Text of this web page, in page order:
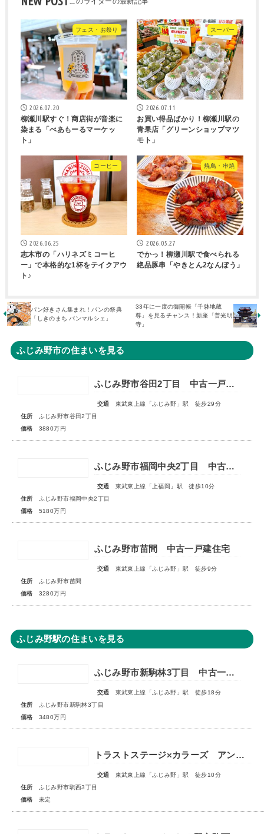
フェス・お祭り
2026.07.20
柳瀬川駅すぐ！商店街が音楽に
染まる「ぺあもーるマーケッ
ト」
スーパー
2026.07.11
お買い得品ばかり！柳瀬川駅の
青果店「グリーンショップマツ
モト」
コーヒー
2026.06.25
志木市の「ハリネズミコーヒ
ー」で本格的な1杯をテイクアウ
ト♪
焼鳥・串焼
2026.05.27
でかっ！柳瀬川駅で食べられる
絶品豚串「やきとん2なんぼう」
パン好きさん集まれ！パンの祭典
「しきのまち パンマルシェ」
33年に一度の御開帳「千躰地蔵
尊」を見るチャンス！新座「普光明
寺」
ふじみ野市の住まいを見る
ふじみ野市谷田2丁目 中古一戸建住宅
交通
東武東上線「ふじみ野」駅 徒歩29分
住所
ふじみ野市谷田2丁目
価格
3880万円
ふじみ野市福岡中央2丁目 中古一戸建住宅
交通
東武東上線「上福岡」駅 徒歩10分
住所
ふじみ野市福岡中央2丁目
価格
5180万円
ふじみ野市苗間 中古一戸建住宅
交通
東武東上線「ふじみ野」駅 徒歩9分
住所
ふじみ野市苗間
価格
3280万円
ふじみ野駅の住まいを見る
ふじみ野市新駒林3丁目 中古一戸建住宅
交通
東武東上線「ふじみ野」駅 徒歩18分
住所
ふじみ野市新駒林3丁目
価格
3480万円
トラストステージ×カラーズ アンドプラスふじみ野市駒西3丁目4期 全3棟 ◇販売予告◇
交通
東武東上線「ふじみ野」駅 徒歩10分
住所
ふじみ野市駒西3丁目
価格
未定